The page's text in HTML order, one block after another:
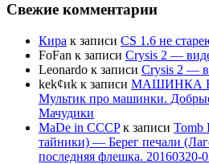
Свежие комментарии
Кира к записи CS 1.6 не
FoFan к записи Crysis 2 —
Leonardo к записи Crysis 2 —
kek¢иk к записи МАШИНКА
Мультик про машинки.
Мачудики
MaDe in CCCPк записи Tomb
тайники) — Берег печали
последняя флешка. 20160320-